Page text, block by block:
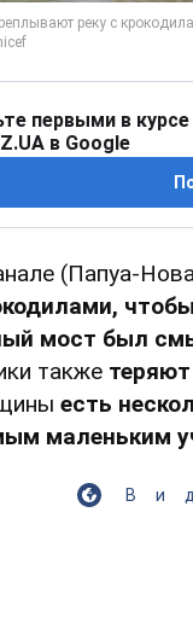
первыми в
в Google
(Папуа-
мост был
также
есть
маленьким